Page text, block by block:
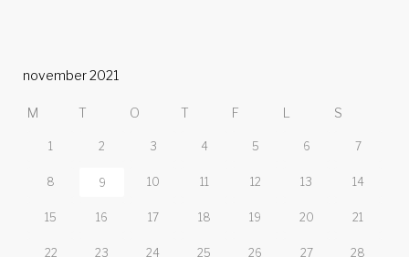
november 2021
M T O T F L S
1 2 3 4 5 6 7
8 9 10 11 12 13 14
15 16 17 18 19 20 21
22 23 24 25 26 27 28